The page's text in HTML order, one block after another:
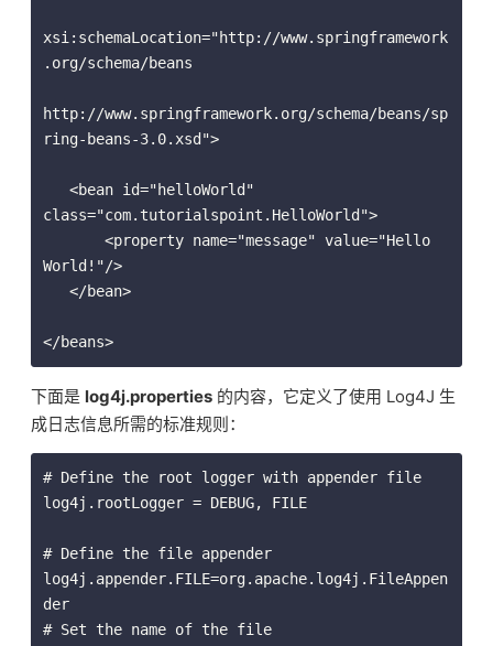
xsi:schemaLocation="http://www.springframework
.org/schema/beans
http://www.springframework.org/schema/beans/sp
ring-beans-3.0.xsd">
class="com.tutorialspoint.HelloWorld">
World!"/>
</beans>
下面是 log4j.properties 的内容，它定义了使用 Log4J 生
成日志信息所需的标准规则：
# Define the root logger with appender file
log4j.rootLogger = DEBUG, FILE
# Define the file appender
log4j.appender.FILE=org.apache.log4j.FileAppen
der
# Set the name of the file